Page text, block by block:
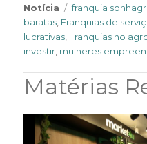
Notícia
Tags
franquia
baratas Franquias de
lucrativas Franquias no
investir mulheres
Matérias